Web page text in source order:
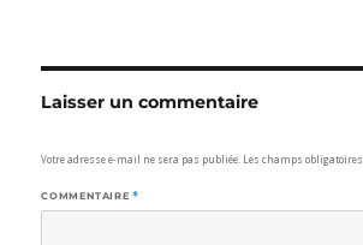
Laisser un commentaire
Votre adresse e-mail ne sera pas publiée. Les champs
COMMENTAIRE *